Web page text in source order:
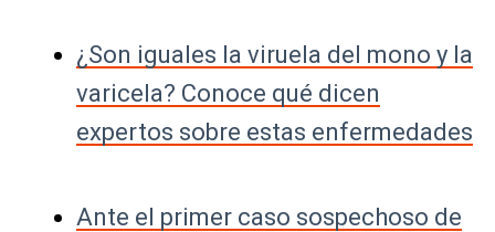
¿Son iguales la viruela del mono y la
varicela? Conoce qué dicen
expertos sobre estas enfermedades
Ante el primer caso sospechoso de